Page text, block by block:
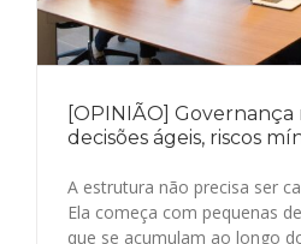
[OPINIÃO] Governança
decisões ágeis, riscos
A estrutura não precisa ser
Ela começa com pequenas
que se acumulam ao longo